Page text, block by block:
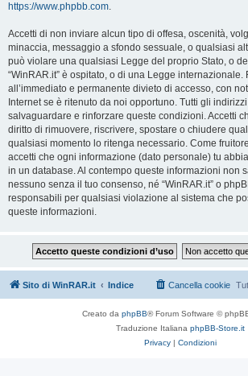
https://www.phpbb.com.
Accetti di non inviare alcun tipo di offesa, oscenità,
minaccia, messaggio a sfondo sessuale, o qualsiasi
può violare una qualsiasi Legge del proprio Stato, o
“WinRAR.it” è ospitato, o di una Legge internazionale.
all’immediato e permanente divieto di accesso, con
Internet se è ritenuto da noi opportuno. Tutti gli
salvaguardare e rinforzare queste condizioni. Accetti
diritto di rimuovere, riscrivere, spostare o chiudere
qualsiasi momento lo ritenga necessario. Come
accetti che ogni informazione (dato personale) tu
in un database. Al contempo queste informazioni non
nessuno senza il tuo consenso, né “WinRAR.it” o
responsabili per qualsiasi violazione al sistema che
queste informazioni.
Sito di WinRAR.it Indice Cancella cookie
Creato da phpBB® Forum Software ©
Traduzione Italiana phpBB-Store.it
Privacy | Condizioni